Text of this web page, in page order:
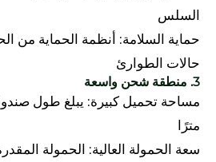
السلس
حماية السلامة: أنظمة الحماية من
حالات الطوارئ
3. منطقة شحن واسعة
مترًا
سعة الحمولة العالية: الحمولة المقدرة 11.07